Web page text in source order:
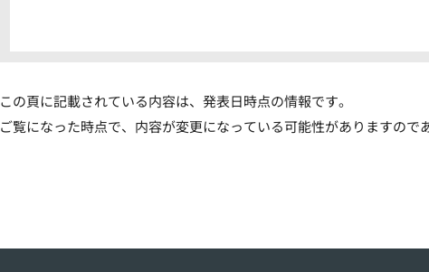
この頁に記載されている内容は、発表日時点の情報です。
ご覧になった時点で、内容が変更になっている可能性がありますので